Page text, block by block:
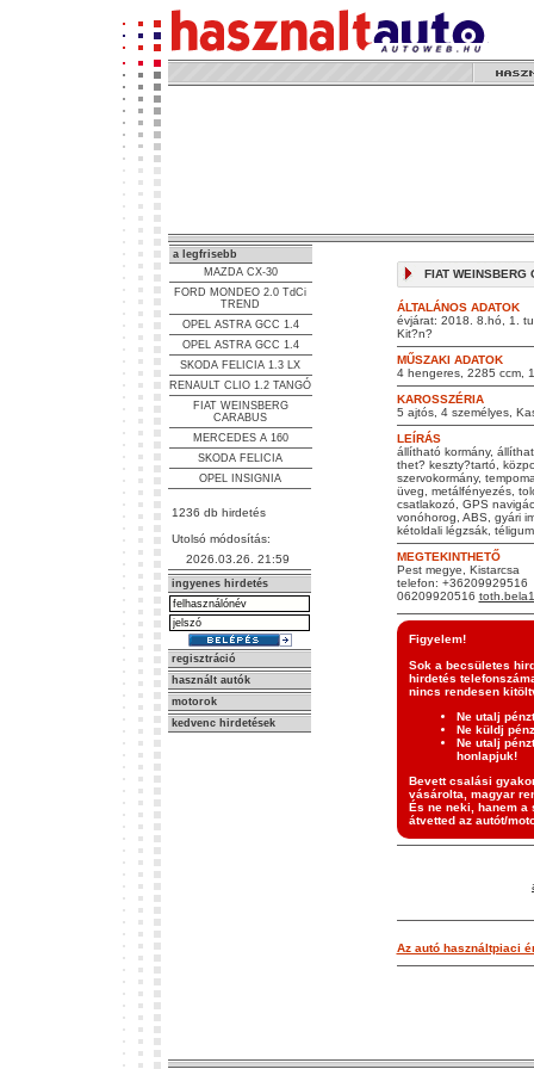
a legfrisebb
MAZDA CX-30
FORD MONDEO 2.0 TdCi
TREND
OPEL ASTRA GCC 1.4
OPEL ASTRA GCC 1.4
SKODA FELICIA 1.3 LX
RENAULT CLIO 1.2 TANGÓ
FIAT WEINSBERG
CARABUS
MERCEDES A 160
SKODA FELICIA
OPEL INSIGNIA
1236 db hirdetés
Utolsó módosítás:
2026.03.26. 21:59
ingyenes hirdetés
regisztráció
használt autók
motorok
kedvenc hirdetések
FIAT WEINSBERG
ÁLTALÁNOS ADATOK
évjárat: 2018. 8.hó, 1.
Kit?n?
MŰSZAKI ADATOK
4 hengeres, 2285 ccm,
KAROSSZÉRIA
5 ajtós, 4 személyes,
LEÍRÁS
állítható kormány,
thet? keszty?tartó,
szervokormány,
üveg, metálfényezés,
csatlakozó, GPS
vonóhorog, ABS, gyári
kétoldali légzsák,
MEGTEKINTHETŐ
Pest megye, Kistarcsa
telefon: +36209929516
06209920516
Figyelem!
Sok a becsületes
hirdetés
nincs rendesen
Ne utalj
Ne küldj
Ne utalj
honlapjuk!
Bevett csalási
vásárolta, magyar
És ne neki, hanem a
átvetted az autót/
Az autó használtpiaci